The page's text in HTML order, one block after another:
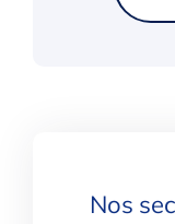
Nos